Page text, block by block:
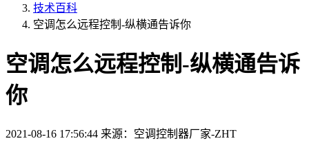
技术百科
空调怎么远程控制-纵横通告诉你
空调怎么远程控制-纵横通告诉
你
2021-08-16 17:56:44 来源：空调控制器厂家-ZHT